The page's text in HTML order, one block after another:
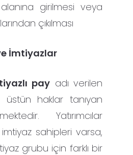
girilmesi veya
çıkılması
İmtiyazlar
pay adı verilen
haklar tanıyan
Yatırımcılar
imtiyaz sahipleri varsa,
grubu için farklı bir